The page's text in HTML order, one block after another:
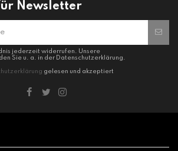
Newsletter
jederzeit widerrufen. Unsere
Sie u. a. in der Datenschutzerklärung.
gelesen und akzeptiert